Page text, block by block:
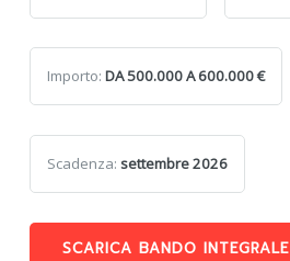
Importo: DA 500.000 A 600.000 €
Scadenza: settembre 2026
SCARICA BANDO INTEGRALE